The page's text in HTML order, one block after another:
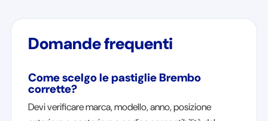
Domande frequenti
Come scelgo le pastiglie Brembo
corrette?
Devi verificare marca, modello, anno, posizione